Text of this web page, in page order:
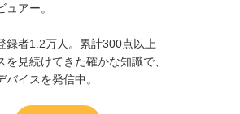
ュアー。
録者1.2万人。累計300点以上
を見続けてきた確かな知識で、
バイスを発信中。